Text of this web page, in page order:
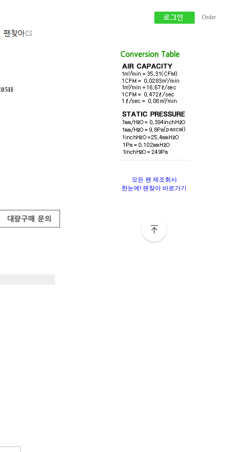
Order
모든 팬 제조회사
한눈에! 팬찾아 바로가기